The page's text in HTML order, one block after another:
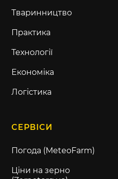
Тваринництво
Практика
Технології
Економіка
Логістика
СЕРВІСИ
Погода (MeteoFarm)
Ціни на зерно